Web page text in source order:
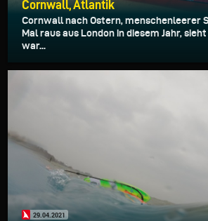
Cornwall, Atlantik
Cornwall nach Ostern, menschenleerer
Mal raus aus London in diesem Jahr,
war...
29.04.2021